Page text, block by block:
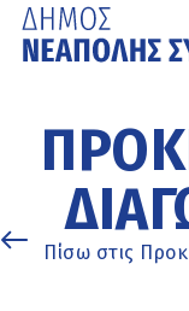
κυρίως
περιεχόμενο
Πίσω στις